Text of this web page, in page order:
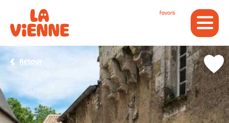
Favoris
Retour